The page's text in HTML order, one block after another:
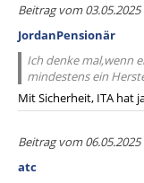
Beitrag vom 03.05.2025
JordanPensionär
Ich denke mal,wenn
mindestens ein
Mit Sicherheit, ITA hat
Beitrag vom 06.05.2025
atc